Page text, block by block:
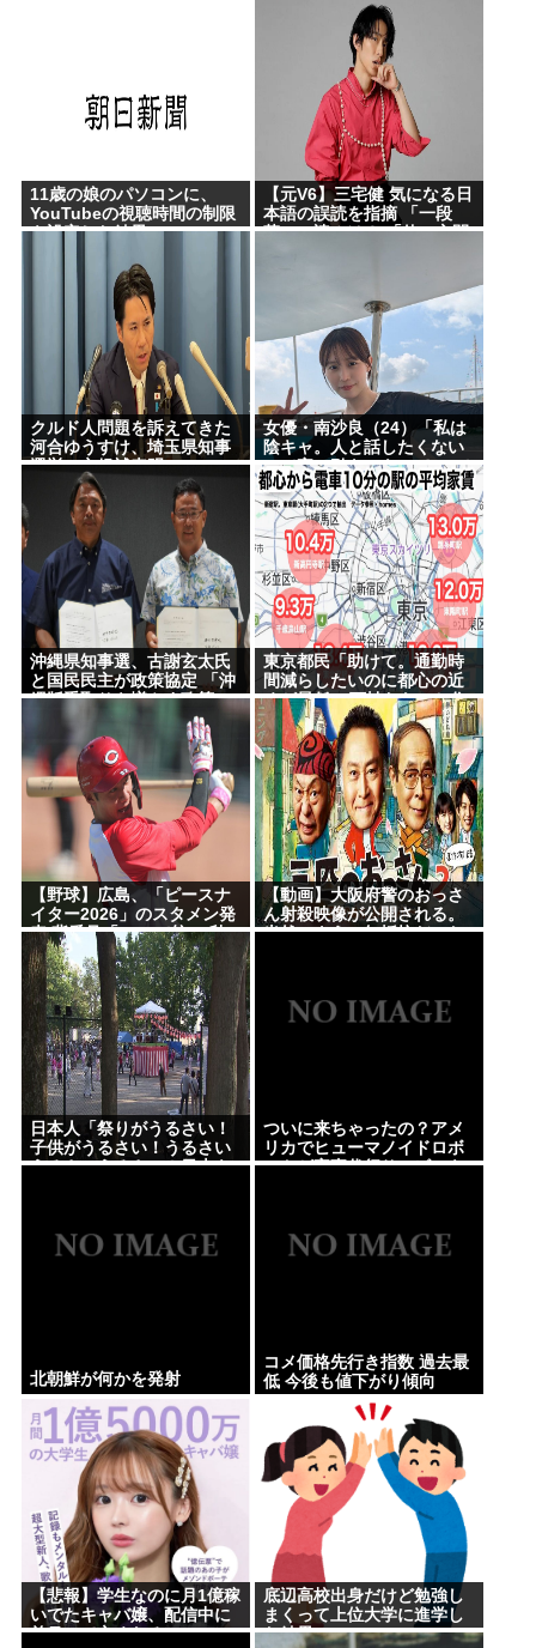
11歳の娘のパソコンに、
YouTubeの視聴時間の制限
を設定した結果
【元V6】三宅健 気になる日
本語の誤読を指摘 「一段
落」の読みは？ 「使い方間
クルド人問題を訴えてきた
河合ゆうすけ、埼玉県知事
選挙に立候補表明www
女優・南沙良（24）「私は
陰キャ。人と話したくない
ので家に引きこもってPCで
アニメを観ていたい」
沖縄県知事選、古謝玄太氏
と国民民主が政策協定 「沖
縄版手取りを増やす政策」
など5項目
東京都民「助けて。通勤時
間減らしたいのに都心の近
くが最低10万払わないと住
めないの」
【野球】広島、「ピースナ
イター2026」のスタメン発
表 背番号「86」で統一 秋
山がカープ移籍後初の4番
小園は6番
【動画】大阪府警のおっさ
ん射殺映像が公開される。
当然のように無抵抗だった
日本人「祭りがうるさい！
子供がうるさい！うるさい
うるさいうるさい！日本を
ついに来ちゃったの？アメ
リカでヒューマノイドロボ
ットが家事代行サービスを
北朝鮮が何かを発射
コメ価格先行き指数 過去最
低 今後も値下がり傾向
【悲報】学生なのに月1億稼
いでたキャバ嬢、配信中に
首吊って亡くなる
底辺高校出身だけど勉強し
まくって上位大学に進学し
た結果w